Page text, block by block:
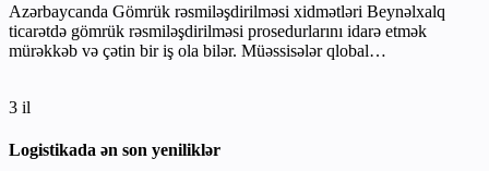
Azərbaycanda Gömrük rəsmiləşdirilməsi xidmətləri Beynəlxalq
ticarətdə gömrük rəsmiləşdirilməsi prosedurlarını idarə etmək
mürəkkəb və çətin bir iş ola bilər. Müəssisələr qlobal…
3 il
Logistikada ən son yeniliklər